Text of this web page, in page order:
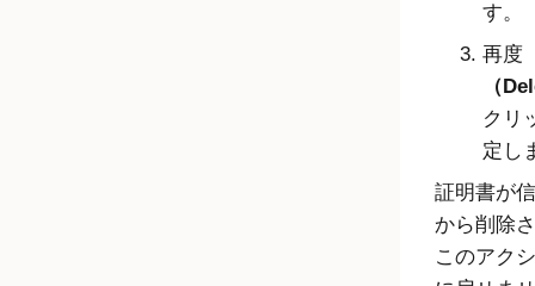
す。
再度
（
クリ
定し
証明書が
から削除
このアク